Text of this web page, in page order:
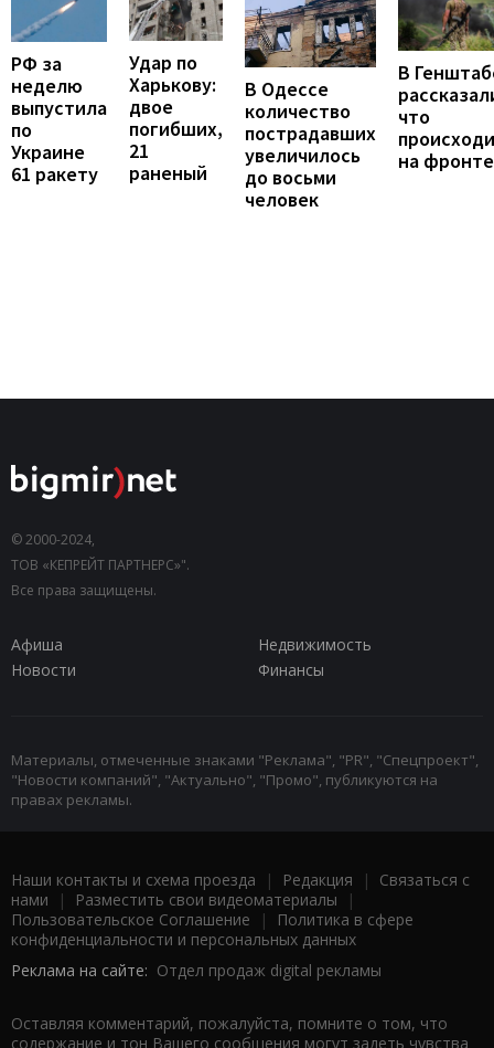
РФ за
неделю
выпустила
по
Украине
61 ракету
Удар по
Харькову:
двое
погибших,
21
раненый
В Одессе
количество
пострадавших
увеличилось
до восьми
человек
В
что
на фронте
© 2000-2024,
ТОВ «КЕПРЕЙТ ПАРТНЕРС»".
Все права защищены.
Афиша
Недвижимость
Новости
Финансы
Материалы, отмеченные знаками "Реклама", "PR", "Спецпроект",
"Новости компаний", "Актуально", "Промо", публикуются на
правах рекламы.
Наши контакты и схема проезда | Редакция | Связаться с
нами | Разместить свои видеоматериалы |
Пользовательское Соглашение |
Политика в сфере
конфиденциальности и персональных данных
Реклама на сайте: Отдел продаж digital рекламы
Оставляя комментарий, пожалуйста, помните о том, что
содержание и тон Вашего сообщения могут задеть чувства